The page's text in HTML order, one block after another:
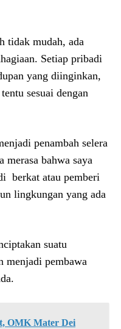
tidak mudah, ada
Setiap pribadi
yang diinginkan,
sesuai dengan
penambah selera
merasa bahwa saya
berkat atau pemberi
lingkungan yang ada
suatu
menjadi pembawa
OMK Mater Dei